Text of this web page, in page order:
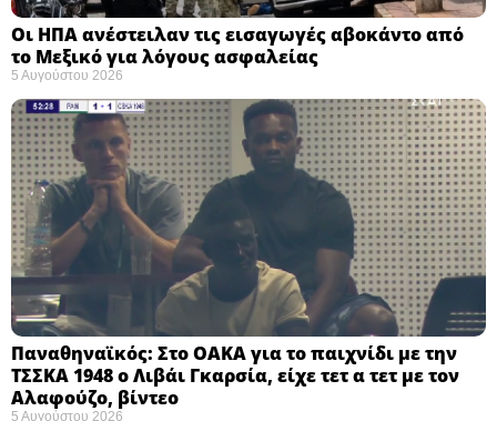
Οι ΗΠΑ ανέστειλαν τις εισαγωγές αβοκάντο από
το Μεξικό για λόγους ασφαλείας
5 Αυγούστου 2026
Παναθηναϊκός: Στο ΟΑΚΑ για το παιχνίδι με την
ΤΣΣΚΑ 1948 ο Λιβάι Γκαρσία, είχε τετ α τετ με τον
Αλαφούζο, βίντεο
5 Αυγούστου 2026